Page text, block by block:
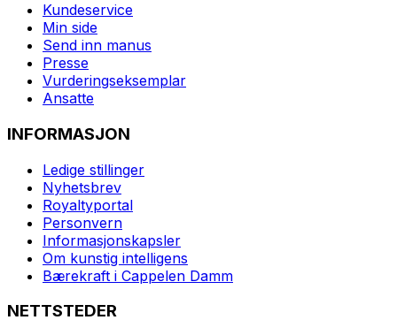
Kundeservice
Min side
Send inn manus
Presse
Vurderingseksemplar
Ansatte
INFORMASJON
Ledige stillinger
Nyhetsbrev
Royaltyportal
Personvern
Informasjonskapsler
Om kunstig intelligens
Bærekraft i Cappelen Damm
NETTSTEDER